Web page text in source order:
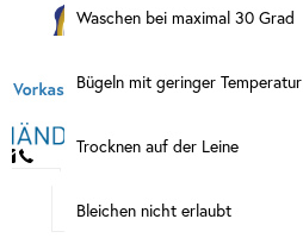
Waschen bei maximal 30 Grad
Bügeln mit geringer Temperatur
Trocknen auf der Leine
Bleichen nicht erlaubt